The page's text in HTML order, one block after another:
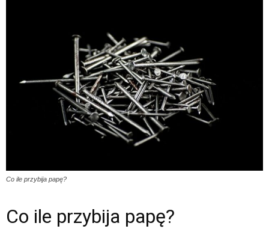
Co ile przybija papę?
Co ile przybija papę?